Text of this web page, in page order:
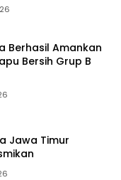
Berhasil Amankan
Bersih Grup B
Jawa Timur